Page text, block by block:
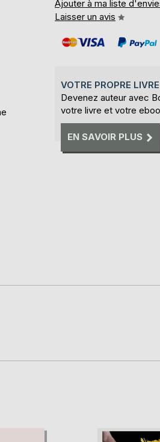
Ajouter à ma liste
Laisser un avis
VOTRE PROPRE
Devenez auteur avec
votre livre et votre
EN SAVOIR PLUS